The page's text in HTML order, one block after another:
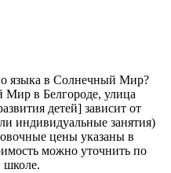
языка в Солнечный Мир?
Мир в Белгороде, улица
детей] зависит от
индивидуальные занятия)
цены указаны в
можно уточнить по
школе.